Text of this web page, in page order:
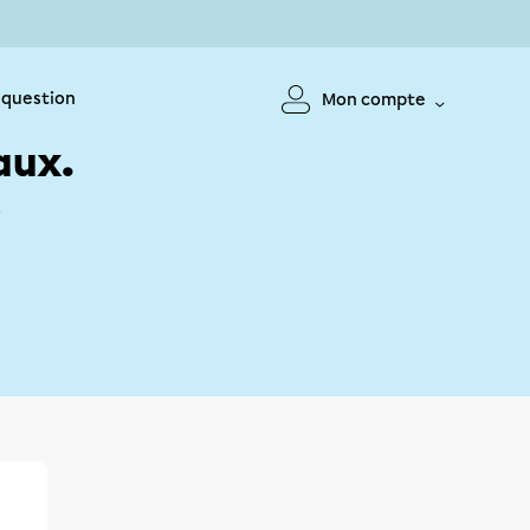
question Mon compte